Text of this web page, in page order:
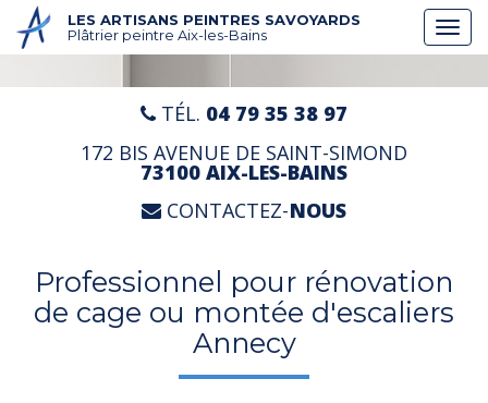
Aller
au
contenu
LES ARTISANS PEINTRES SAVOYARDS
Plâtrier peintre Aix-les-Bains
TÉL. 04 79 35 38 97
172 BIS AVENUE DE SAINT-SIMOND
73100 AIX-LES-BAINS
CONTACTEZ-NOUS
Professionnel pour rénovation
de cage ou montée d'escaliers
Annecy